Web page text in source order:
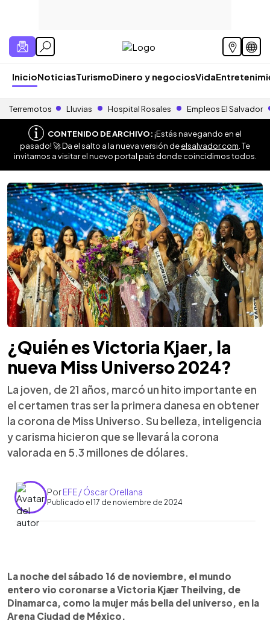
InicioNoticiasTurismoDinero y negociosVida
Terremotos Lluvias Hospital Rosales Empleos El Salvador
CONTENIDO DE ARCHIVO:¡Estás navegando en el
pasado! 🚀 Da el salto a la nueva versión deelsalvador.com . Te
invitamos a visitar el nuevo portal país donde coincidimos todos.
¿Quién es Victoria Kjaer, la
nueva Miss Universo 2024?
La joven, de 21 años, marcó un hito importante en
el certamen tras ser la primera danesa en obtener
la corona de Miss Universo. Su belleza, inteligencia
y carisma hicieron que se llevará la corona
valorada en 5.3 millones de dólares.
PorEFE / Óscar Orellana
Publicado el 17 de noviembre de 2024
► Escuchar artículo
La noche del sábado 16 de noviembre, el mundo
entero vio coronarse a Victoria Kjær Theilving, de
Dinamarca, como la mujer más bella del universo, en la
Arena Ciudad de México.